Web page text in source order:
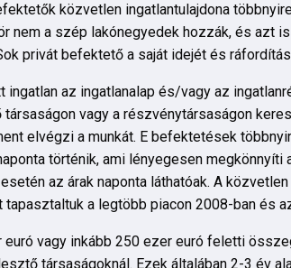
közvetlen ingatlantulajdona
nem a szép lakónegyedek hozzák, és azt
privát befektető a saját idejét és
ingatlan az ingatlanalap és/vagy az
társaságon vagy a részvénytársaságon
elvégzi a munkát. E befektetések
történik, ami lényegesen
az árak naponta láthatóak. A
tapasztaltuk a legtöbb piacon 2008-ban és
euró vagy inkább 250 ezer euró feletti
társaságoknál. Ezek általában 2-3 év